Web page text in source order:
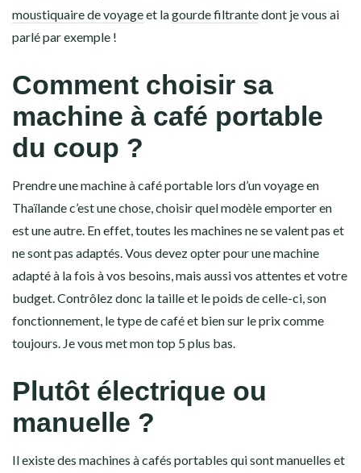
moustiquaire de voyageet lagourde filtrantedont je vous ai
parlé par exemple !
Comment choisir sa
machine à café portable
du coup ?
Prendre une machine à café portable lors d’un voyage en
Thaïlande c’est une chose, choisir quel modèle emporter en
est une autre. En effet, toutes les machines ne se valent pas et
ne sont pas adaptés. Vous devez opter pour une machine
adapté à la fois à vos besoins, mais aussi vos attentes et votre
budget. Contrôlez donc la taille et le poids de celle-ci, son
fonctionnement, le type de café et bien sur le prix comme
toujours. Je vous met mon top 5 plus bas.
Plutôt électrique ou
manuelle ?
Il existe des machines à cafés portables qui sont manuelles et